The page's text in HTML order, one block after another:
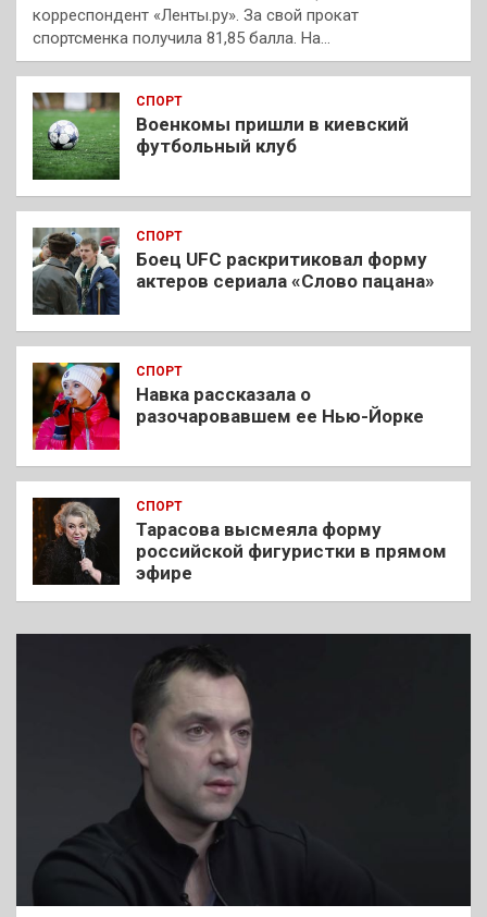
корреспондент «Ленты.ру». За свой прокат
спортсменка получила 81,85 балла. На…
СПОРТ
Военкомы пришли в киевский
футбольный клуб
СПОРТ
Боец UFC раскритиковал форму
актеров сериала «Слово пацана»
СПОРТ
Навка рассказала о
разочаровавшем ее Нью-Йорке
СПОРТ
Тарасова высмеяла форму
российской фигуристки в прямом
эфире